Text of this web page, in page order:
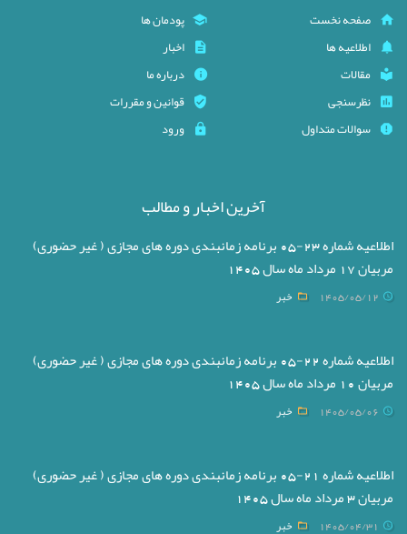
صفحه نخست
پودمان ها
اطلاعیه ها
اخبار
مقالات
درباره ما
نظرسنجی
قوانین و مقررات
سوالات متداول
ورود
آخرین اخبار و مطالب
اطلاعیه شماره 23-05 برنامه زمانبندی دوره های مجازی ( غیر حضوری)
مربیان 17 مرداد ماه سال 1405
1405/05/12 خبر
اطلاعیه شماره 22-05 برنامه زمانبندی دوره های مجازی ( غیر حضوری)
مربیان 10 مرداد ماه سال 1405
1405/05/06 خبر
اطلاعیه شماره 21-05 برنامه زمانبندی دوره های مجازی ( غیر حضوری)
مربیان 3 مرداد ماه سال 1405
1405/04/31 خبر